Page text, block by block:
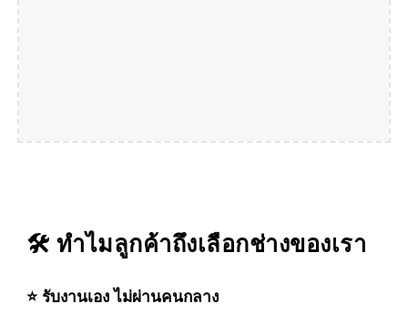
🛠️ ทำไมลูกค้าถึงเลือกช่างของเรา
⭐ รับงานเอง ไม่ผ่านคนกลาง